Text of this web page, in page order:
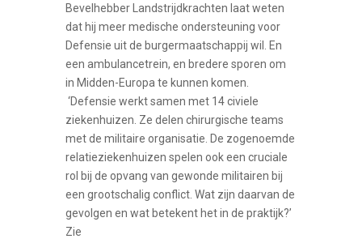
Bevelhebber Landstrijdkrachten laat weten
dat hij meer medische ondersteuning voor
Defensie uit de burgermaatschappij wil. En
een ambulancetrein, en bredere sporen om
in Midden-Europa te kunnen komen.
‘Defensie werkt samen met 14 civiele
ziekenhuizen. Ze delen chirurgische teams
met de militaire organisatie. De zogenoemde
relatieziekenhuizen spelen ook een cruciale
rol bij de opvang van gewonde militairen bij
een grootschalig conflict. Wat zijn daarvan de
gevolgen en wat betekent het in de praktijk?’
Zie